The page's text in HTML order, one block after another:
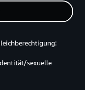
sexuelle